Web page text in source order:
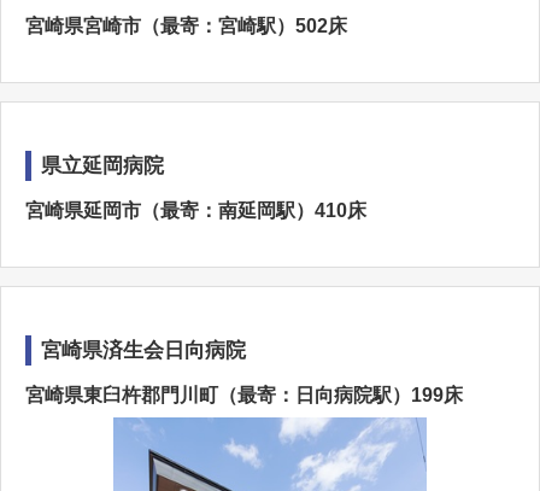
宮崎県宮崎市（最寄：宮崎駅）502床
県立延岡病院
宮崎県延岡市（最寄：南延岡駅）410床
宮崎県済生会日向病院
宮崎県東臼杵郡門川町（最寄：日向病院駅）199床